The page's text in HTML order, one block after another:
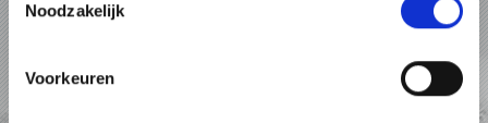
Noodzakelijk
Voorkeuren